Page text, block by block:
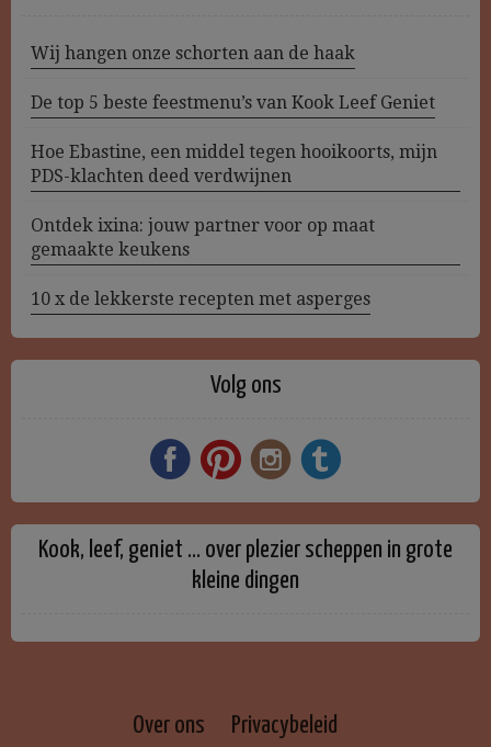
Wij hangen onze schorten aan de haak
De top 5 beste feestmenu’s van Kook Leef Geniet
Hoe Ebastine, een middel tegen hooikoorts, mijn
PDS-klachten deed verdwijnen
Ontdek ixina: jouw partner voor op maat
gemaakte keukens
10 x de lekkerste recepten met asperges
Volg ons
Kook, leef, geniet … over plezier scheppen in grote
kleine dingen
Over ons Privacybeleid